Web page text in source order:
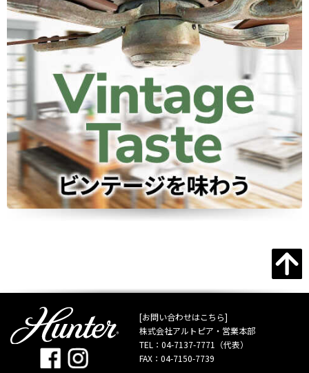
[お問い合わせはこちら]
株式会社アルトピア・営業本部
TEL： 04-7137-7771
（代表）
FAX：04-7150-7739